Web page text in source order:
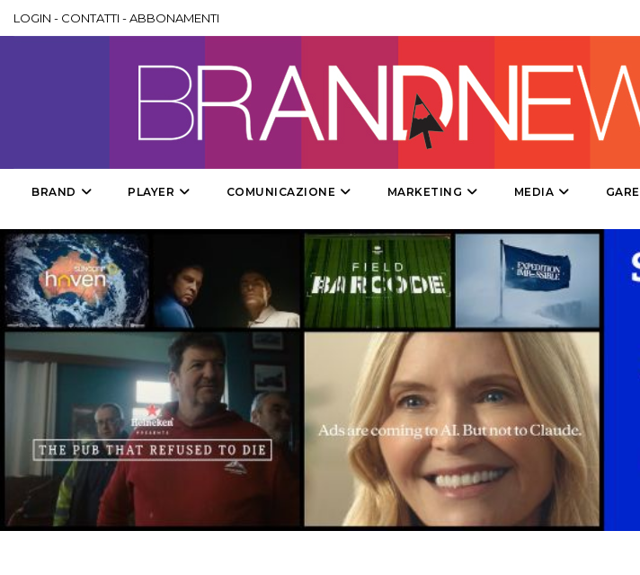
CINEMA
DIGITALE
ESTERNA
RADIO / AUDIO
DATI
RICERCHE
PREVISIONI/SCENARI
LOGIN - CONTATTI -ABBONAMENTI
BRAND PLAYER COMUNICAZIONE MARKETING MEDIA GARE